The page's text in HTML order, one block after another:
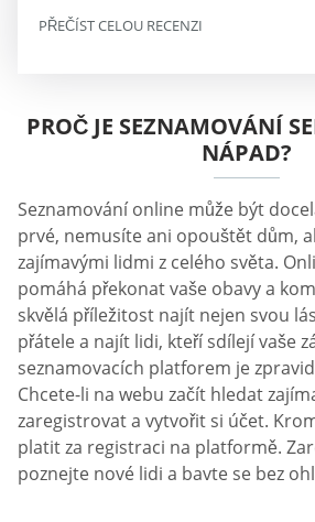
PŘEČÍST CELOU RECENZI
PROČ JE SEZNAMOVÁNÍ
NÁPAD?
Seznamování online může být
prvé, nemusíte ani opouštět dům,
zajímavými lidmi z celého světa.
pomáhá překonat vaše obavy a
skvělá příležitost najít nejen svou
přátele a najít lidi, kteří sdílejí vaše
seznamovacích platforem je
Chcete-li na webu začít hledat
zaregistrovat a vytvořit si účet.
platit za registraci na platformě.
poznejte nové lidi a bavte se bez